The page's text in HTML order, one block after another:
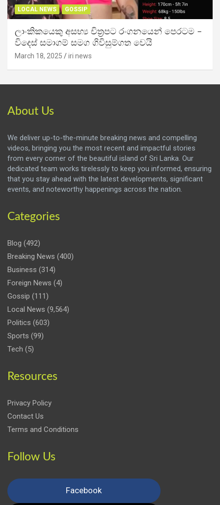
LOCAL NEWS GOSSIP
ලාංකිකයෙකු අසභ්‍ය චිත්‍රපට රංගනයෙන් පෙරටම –
විදෙස් සමාගම් සමග ගිවිසුම්ගත වෙයි
March 18, 2025 iri news
About Us
We deliver up-to-the-minute breaking news and compelling
videos, bringing you the most recent and impactful stories
from every corner of the beautiful island of Sri Lanka. Our
dedicated team works tirelessly to keep you informed, ensuring
that you stay ahead with the latest developments, significant
events, and noteworthy happenings across the nation.
Categories
Blog (492)
Breaking News (400)
Business (314)
Foreign News (4)
Gossip (111)
Local News (9,564)
Politics (603)
Sports (99)
Tech (5)
Resources
Privacy Policy
Contact Us
Terms and Conditions
Follow Us
Facebook